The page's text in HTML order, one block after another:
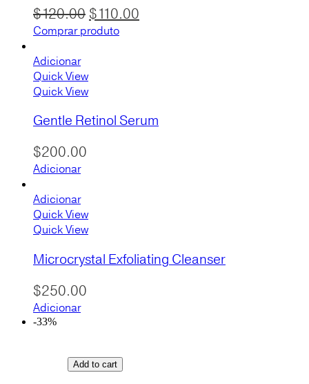
$120.00 O
preço
$120.00.
$110.00
Comprar produto
Adicionar
Quick View
Quick View
Gentle Retinol Serum
$200.00
Adicionar
Adicionar
Quick View
Quick View
Microcrystal Exfoliating Cleanser
$250.00
Adicionar
-33%
Add to cart